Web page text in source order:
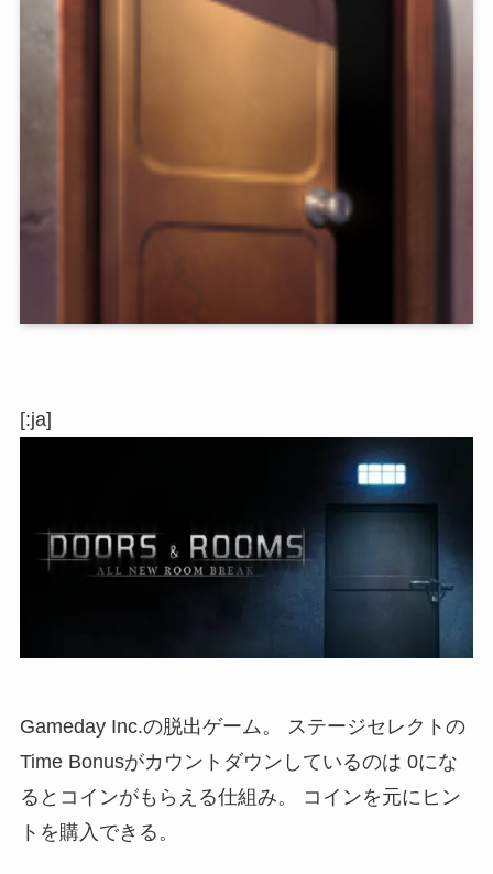
[:ja]
Gameday Inc.の脱出ゲーム。 ステージセレクトの
Time Bonusがカウントダウンしているのは 0にな
るとコインがもらえる仕組み。 コインを元にヒン
トを購入できる。